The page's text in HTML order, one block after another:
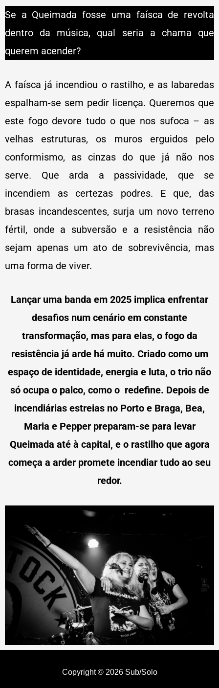
Se a Queimada fosse uma faísca de revolta
dentro da música, qual seria a chama que
querem acender?
A faísca já incendiou o rastilho, e as labaredas
espalham-se sem pedir licença. Queremos que
este fogo devore tudo o que nos sufoca – as
velhas estruturas, os muros erguidos pelo
conformismo, as cinzas do que já não nos
serve. Que arda a passividade, que se
incendiem as certezas podres. E que, das
brasas incandescentes, surja um novo terreno
fértil, onde a subversão e a resistência não
sejam apenas um ato de sobrevivência, mas
uma forma de viver.
Lançar uma banda em 2025 implica enfrentar
desafios num cenário em constante
transformação, mas para elas, o fogo da
resistência já arde há muito. Criado como um
espaço de identidade, energia e luta, o trio não
só ocupa o palco, como o redefine. Depois de
incendiárias estreias no Porto e Braga, Bea,
Maria e Pepper preparam-se para levar
Queimada até à capital, e o rastilho que agora
começa a arder promete incendiar tudo ao seu
redor.
Copyright © 2026 Sub/Solo